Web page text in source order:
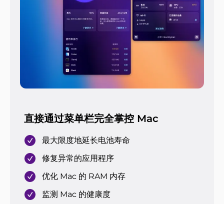
直接通过菜单栏完全掌控 Mac
最大限度地延长电池寿命
修复异常的应用程序
优化 Mac 的 RAM 内存
监测 Mac 的健康度